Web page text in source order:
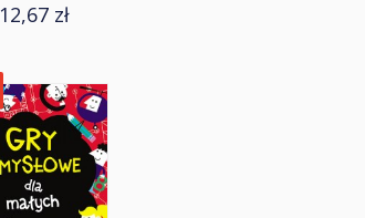
12,67 zł